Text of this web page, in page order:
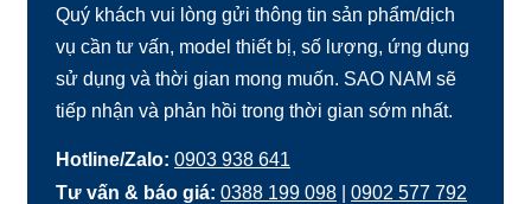
Quý khách vui lòng gửi thông tin sản phẩm/dịch
vụ cần tư vấn, model thiết bị, số lượng, ứng dụng
sử dụng và thời gian mong muốn. SAO NAM sẽ
tiếp nhận và phản hồi trong thời gian sớm nhất.
Hotline/Zalo: 0903 938 641
Tư vấn & báo giá: 0388 199 098
0902 577 792